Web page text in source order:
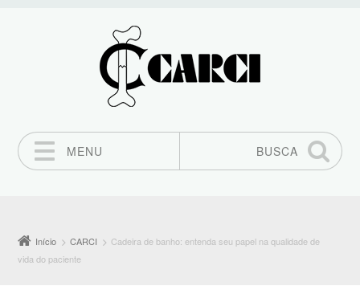
MENU
BUSCA
Início CARCI
Cadeira de banho: entenda seu papel na qualidade de
vida do paciente